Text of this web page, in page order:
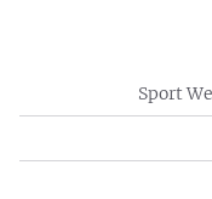
Sport